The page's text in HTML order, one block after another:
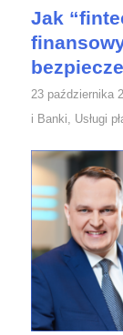
Jak
23 października
i Banki
Usługi